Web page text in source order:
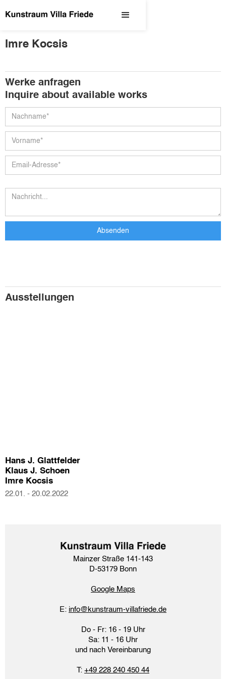
Imre Kocsis
Werke anfragen
Inquire about available works
Ausstellungen
Hans J. Glattfelder
Klaus J. Schoen
Imre Kocsis
22.01. - 20.02.2022
Mainzer Straße 141-143
D-53179 Bonn
Google Maps​
E: info@kunstraum-villafriede.de
Do - Fr: 16 - 19 Uhr
Sa: 11 - 16 Uhr
und nach Vereinbarung
T: +49 228 240 450 44